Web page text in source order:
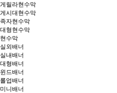
게릴라현수막
게시대현수막
족자현수막
대형현수막
현수막
실외배너
실내배너
대형배너
윈드배너
롤업배너
미니배너